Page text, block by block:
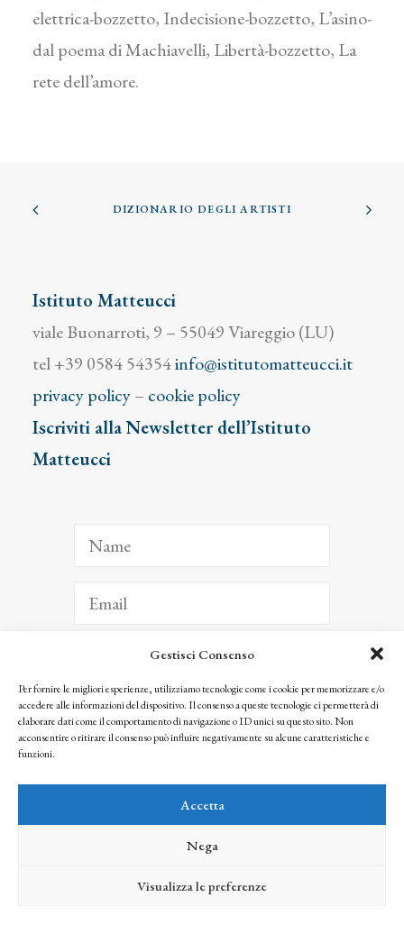
Gestisci Consenso
Per fornire le migliori esperienze, utilizziamo tecnologie come i cookie per memorizzare e/o
accedere alle informazioni del dispositivo. Il consenso a queste tecnologie ci permetterà di
elaborare dati come il comportamento di navigazione o ID unici su questo sito. Non
acconsentire o ritirare il consenso può influire negativamente su alcune caratteristiche e
funzioni.
Accetta
Nega
Visualizza le preferenze
elettrica-bozzetto, Indecisione-bozzetto, L’asino-
dal poema di Machiavelli, Libertà-bozzetto, La
rete dell’amore.
DIZIONARIO DEGLI ARTISTI
Istituto Matteucci
viale Buonarroti, 9 – 55049 Viareggio (LU)
tel +39 0584 54354info@istitutomatteucci.it
privacy policy– cookie policy
Iscriviti alla Newsletter dell’Istituto
Matteucci
ISCRIVITI
Facendo clic per iscriverti, riconosci che le tue informazioni saranno trattate
seguendo la nostra Privacy Policy
© 2025 Istituto Matteucci. All right reserved
l’autorizzazione scritta dei proprietari dei diritti e dell’Istituto Matteucci
credits